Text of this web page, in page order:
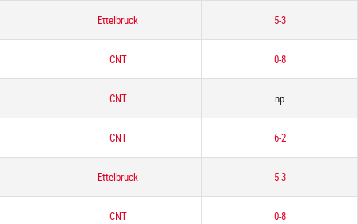
Ettelbruck 5-3
CNT 0-8
CNT np
CNT 6-2
Ettelbruck 5-3
CNT 0-8